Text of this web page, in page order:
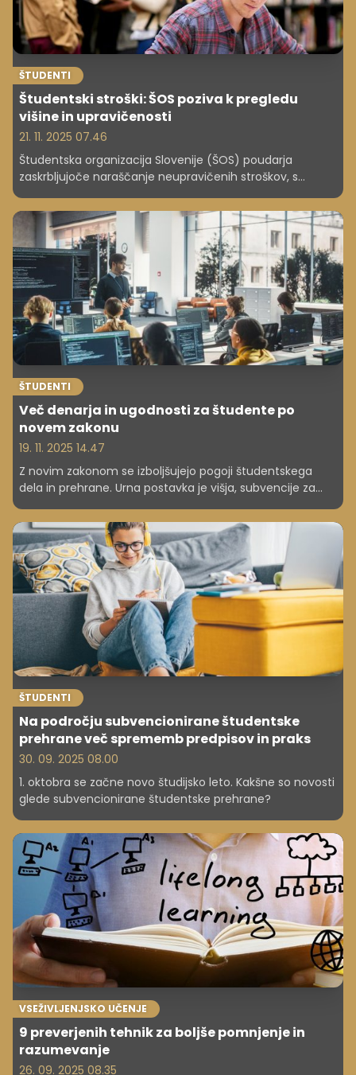
ŠTUDENTI
Študentski stroški: ŠOS poziva k pregledu
višine in upravičenosti
21. 11. 2025 07.46
Študentska organizacija Slovenije (ŠOS) poudarja
zaskrbljujoče naraščanje neupravičenih stroškov, s
pristojna ministrstva in univerze k sistematičnemu
pregledu ter zmanjšanju teh dodatnih finančnih bremen,
ki segajo od administrativnih taks do obveznih nabav učil
in ekskurzij. Ključen ukrep za rešitev predstavlja
digitalizacija učnih gradiv, kar bi lahko občutno znižalo
stroške, kot nakazujejo tudi izkušnje Univerze v Ljubljani z
njihovim spletnim portalom e-knjige. Potreben je celovit
pristop za zagotovitev dostopnosti izobraževanja.
ŠTUDENTI
Več denarja in ugodnosti za študente po
novem zakonu
19. 11. 2025 14.47
Z novim zakonom se izboljšujejo pogoji študentskega
dela in prehrane. Urna postavka je višja, subvencije za
zaključek študija. To so ključni koraki k boljši
preskrbljenosti in ugodnejšemu študentskemu življenju.
ŠTUDENTI
Na področju subvencionirane študentske
prehrane več sprememb predpisov in praks
30. 09. 2025 08.00
1. oktobra se začne novo študijsko leto. Kakšne so novosti
glede subvencionirane študentske prehrane?
VSEŽIVLJENJSKO UČENJE
9 preverjenih tehnik za boljše pomnjenje in
razumevanje
26. 09. 2025 08.35